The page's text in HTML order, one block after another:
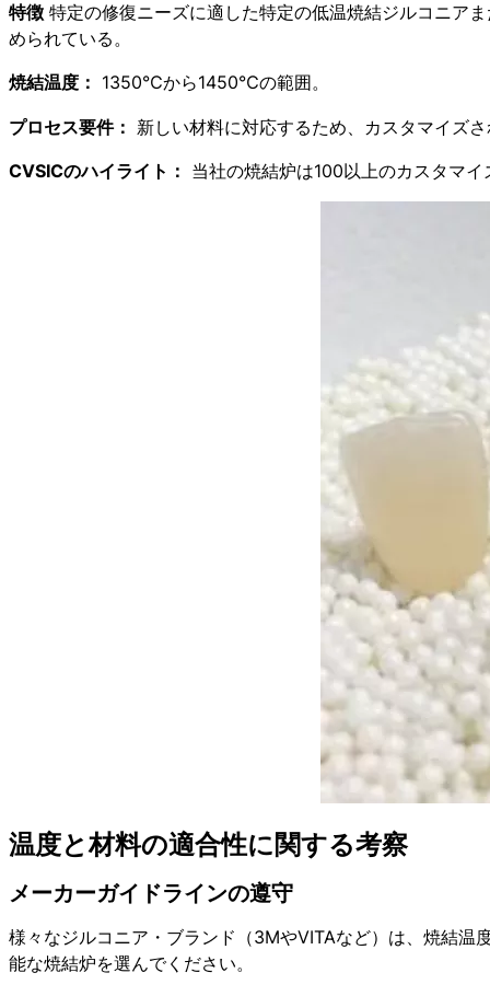
特徴 特定の修復ニーズに適した特定の低温焼結ジルコニア
められている。
焼結温度： 1350℃から1450℃の範囲。
プロセス要件： 新しい材料に対応するため、カスタマイズ
CVSICのハイライト： 当社の焼結炉は100以上のカスタマ
温度と材料の適合性に関する考察
メーカーガイドラインの遵守
様々なジルコニア・ブランド（3MやVITAなど）は、焼結温
能な焼結炉を選んでください。